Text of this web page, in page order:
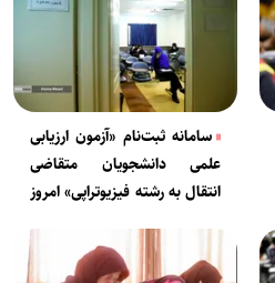
سامانه ثبت‌نام «آزمون ارزیابی
علمی دانشجویان متقاضی
انتقال به رشته فیزیوتراپی» امروز